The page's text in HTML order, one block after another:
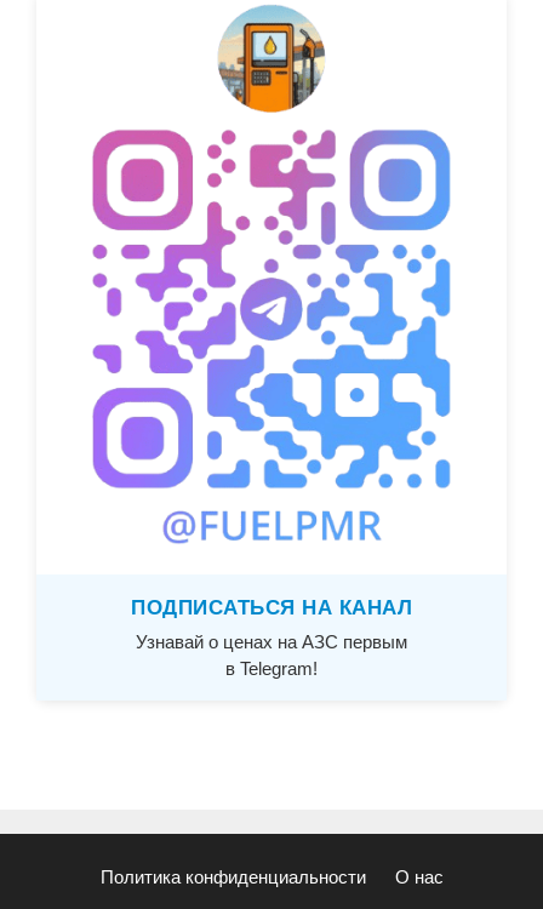
ПОДПИСАТЬСЯ НА КАНАЛ
Узнавай о ценах на АЗС первым
в Telegram!
Политика конфиденциальности О нас